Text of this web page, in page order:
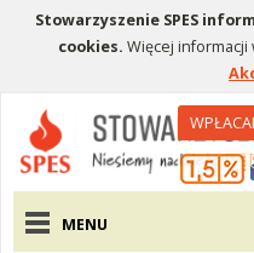
Stowarzyszenie SPES
cookies. Więcej informacji
Menu pomocnicze
Menu główne
MENU